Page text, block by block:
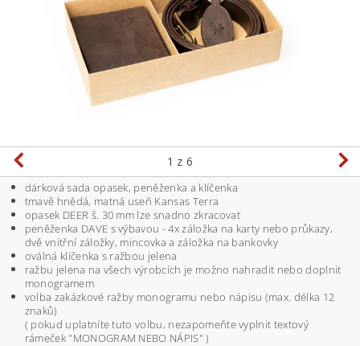
1 z 6
dárková sada opasek, peněženka a klíčenka
tmavě hnědá, matná useň Kansas Terra
opasek DEER š. 30 mm lze snadno zkracovat
peněženka DAVE s výbavou - 4x záložka na karty nebo průkazy,
dvě vnitřní záložky, mincovka a záložka na bankovky
oválná klíčenka s ražbou jelena
ražbu jelena na všech výrobcích je možno nahradit nebo doplnit
monogramem
volba zakázkové ražby monogramu nebo nápisu (max. délka 12
znaků)
( pokud uplatníte tuto volbu, nezapomeňte vyplnit textový
rámeček "MONOGRAM NEBO NÁPIS" )